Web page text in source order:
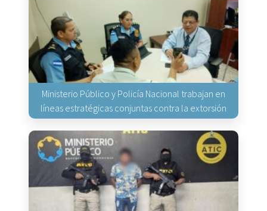
Ministerio Público y Policía Nacional trabajan en
líneas estratégicas conjuntas contra la extorsión